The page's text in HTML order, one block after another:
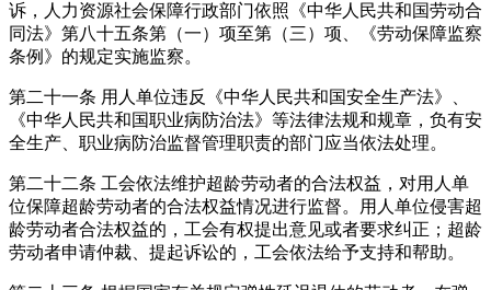
诉，人力资源社会保障行政部门依照《中华人民共和国劳动合
同法》第八十五条第（一）项至第（三）项、《劳动保障监察
条例》的规定实施监察。
第二十一条 用人单位违反《中华人民共和国安全生产法》、
《中华人民共和国职业病防治法》等法律法规和规章，负有安
全生产、职业病防治监督管理职责的部门应当依法处理。
第二十二条 工会依法维护超龄劳动者的合法权益，对用人单
位保障超龄劳动者的合法权益情况进行监督。用人单位侵害超
龄劳动者合法权益的，工会有权提出意见或者要求纠正；超龄
劳动者申请仲裁、提起诉讼的，工会依法给予支持和帮助。